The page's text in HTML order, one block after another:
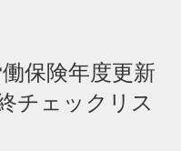
保険年度更新
チェックリス